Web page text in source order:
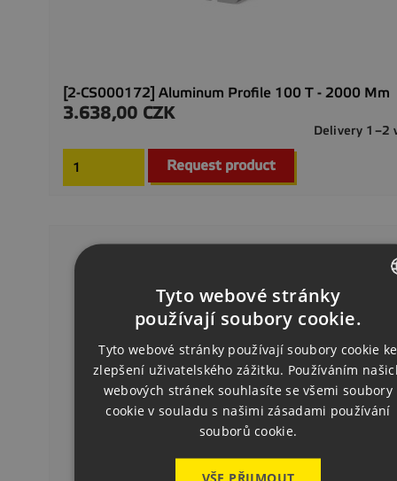
[2-CS000172] Aluminum Profile 100 T - 2000 Mm
Precio
3.638,00 CZK
Delivery 1–2
Request product
ENGLISH
GERMAN
Tyto webové stránky
používají soubory cookie.
Tyto webové stránky používají soubory cookie ke
zlepšení uživatelského zážitku. Používáním
webových stránek souhlasíte se všemi soubory
cookie v souladu s našimi zásadami používání
souborů cookie.
VŠE PŘIJMOUT